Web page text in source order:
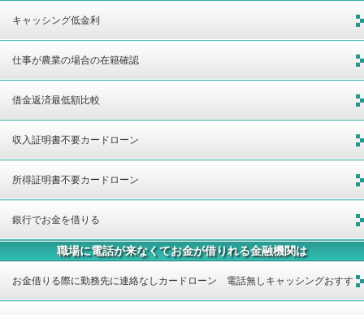
キャッシング低金利
仕事が農業の場合の在籍確認
借金返済最低額比較
収入証明書不要カードローン
所得証明書不要カードローン
銀行でお金を借りる
職場に電話が来なくてお金が借りれる金融機関は
お金借りる際に勤務先に連絡なしカードローン 電話無しキャッシングおすす